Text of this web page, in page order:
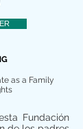
as a Family
Fundación